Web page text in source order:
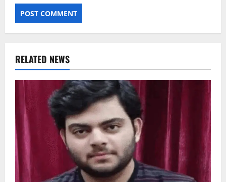
RELATED NEWS